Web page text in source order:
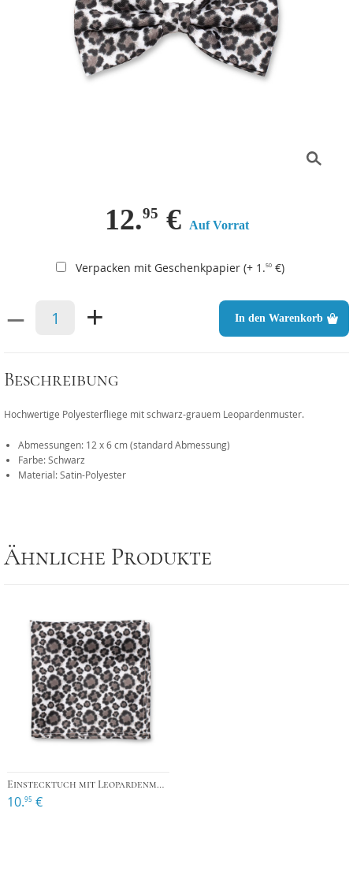
12.95 € Auf Vorrat
Verpacken mit Geschenkpapier (+ 1.50 €)
– + In den Warenkorb
Beschreibung
Hochwertige Polyesterfliege mit schwarz-grauem Leopardenmuster.
Abmessungen: 12 x 6 cm (standard Abmessung)
Farbe: Schwarz
Material: Satin-Polyester
Ähnliche Produkte
Einstecktuch mit Leopardenmuster
10.95 €